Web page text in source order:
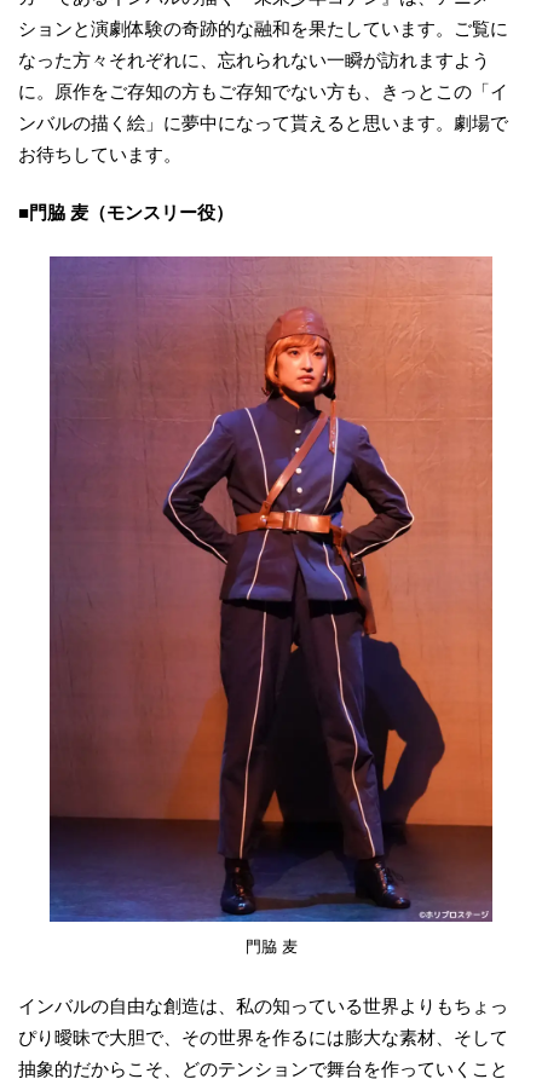
ションと演劇体験の奇跡的な融和を果たしています。ご覧に
なった方々それぞれに、忘れられない一瞬が訪れますよう
に。原作をご存知の方もご存知でない方も、きっとこの「イ
ンバルの描く絵」に夢中になって貰えると思います。劇場で
お待ちしています。
■門脇 麦（モンスリー役）
門脇 麦
インバルの自由な創造は、私の知っている世界よりもちょっ
ぴり曖昧で大胆で、その世界を作るには膨大な素材、そして
抽象的だからこそ、どのテンションで舞台を作っていくこと